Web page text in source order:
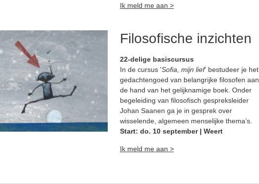
Ik meld me aan >
Filosofische inzichten
22-delige basiscursus
In de cursus 'Sofia, mijn lief' bestudeer je het
gedachtengoed van belangrijke filosofen aan
de hand van het gelijknamige boek. Onder
begeleiding van filosofisch gespreksleider
Johan Saanen ga je in gesprek over
wisselende, algemeen menselijke thema’s.
Start: do. 10 september | Weert
Ik meld me aan >